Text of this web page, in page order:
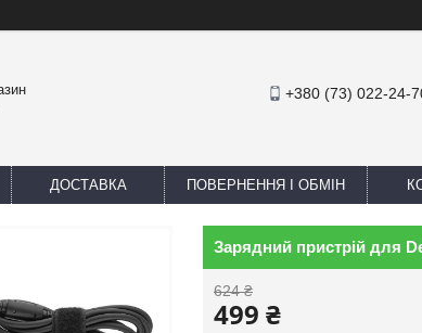
+380 (73) 022-24-
ДОСТАВКА ПОВЕРНЕННЯ І ОБМІН
Зарядний пристрій для
624 ₴
499 ₴